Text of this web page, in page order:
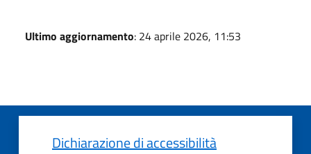
Ultimo aggiornamento: 24 aprile 2026, 11:53
Dichiarazione di accessibilità